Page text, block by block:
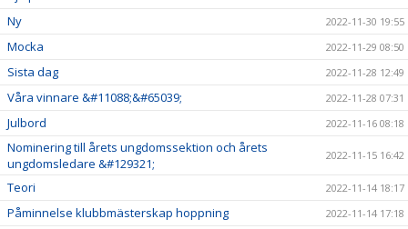
Ny 2022-11-30 19:55
Mocka 2022-11-29 08:50
Sista dag 2022-11-28 12:49
Våra vinnare &#11088;&#65039; 2022-11-28 07:31
Julbord 2022-11-16 08:18
Nominering till årets ungdomssektion och årets
ungdomsledare &#129321;
2022-11-15 16:42
Teori 2022-11-14 18:17
Påminnelse klubbmästerskap hoppning 2022-11-14 17:18